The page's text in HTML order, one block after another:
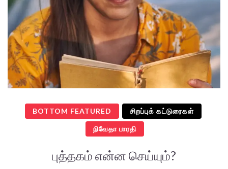
BOTTOM FEATURED சிறப்புக் கட்டுரைகள்
நிவேதா பாரதி
புத்தகம் என்ன செய்யும்?